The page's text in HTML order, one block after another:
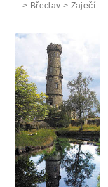
> Břeclav > Zaječí